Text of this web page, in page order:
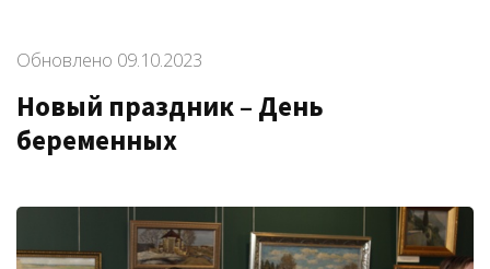
Обновлено 09.10.2023
Новый праздник – День
беременных